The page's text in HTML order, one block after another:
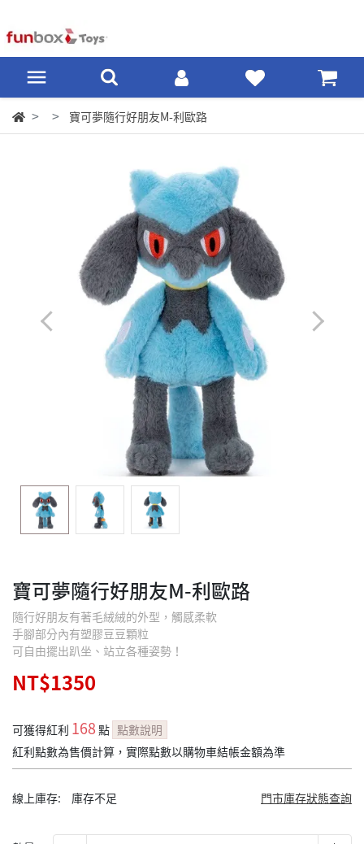
寶可夢隨行好朋友M-利歐路
寶可夢隨行好朋友M-利歐路
隨行好朋友有著毛絨絨的外型，觸感柔軟
手腳部分內有塑膠豆豆顆粒
可自由擺出趴坐、站立各種姿勢！
NT$1350
可獲得紅利 168 點 點數說明
紅利點數為售價計算，實際點數以購物車結帳金額為準
線上庫存: 庫存不足 門市庫存狀態查詢